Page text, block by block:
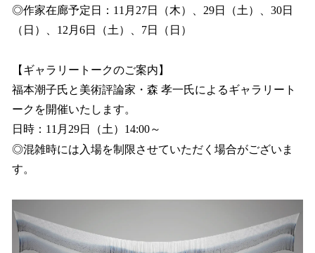
◎作家在廊予定日：11月27日（木）、29日（土）、30日
（日）、12月6日（土）、7日（日）
【ギャラリートークのご案内】
福本潮子氏と美術評論家・森 孝一氏によるギャラリート
ークを開催いたします。
日時：11月29日（土）14:00～
◎混雑時には入場を制限させていただく場合がございま
す。